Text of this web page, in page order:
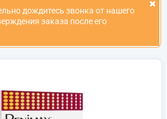
дождитесь звонка от нашего
заказа после его